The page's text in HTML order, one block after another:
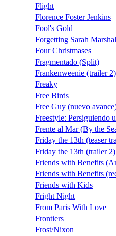
Flight
Florence Foster Jenkins
Fool's Gold
Forgetting Sarah
Four Christmases
Fragmentado (Split)
Frankenweenie (trailer 2)
Freaky
Free Birds
Free Guy (nuevo
Freestyle: Persiguiendo
Frente al Mar (By the
Friday the 13th (teaser
Friday the 13th (trailer 2)
Friends with Benefits
Friends with Benefits
Friends with Kids
Fright Night
From Paris With Love
Frontiers
Frost/Nixon